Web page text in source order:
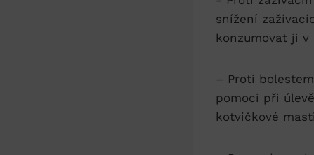
snížení
konzumovat ji
– Proti
pomoci při
kotvičkové